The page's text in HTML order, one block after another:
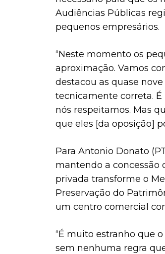
Audiências Públicas
pequenos empresários.
“Neste momento os
aproximação. Vamos
destacou as quase
tecnicamente correta.
nós respeitamos. Mas
que eles [da oposição]
Para Antonio Donato
mantendo a concessão
privada transforme o
Preservação do
um centro comercial
“É muito estranho que
sem nenhuma regra